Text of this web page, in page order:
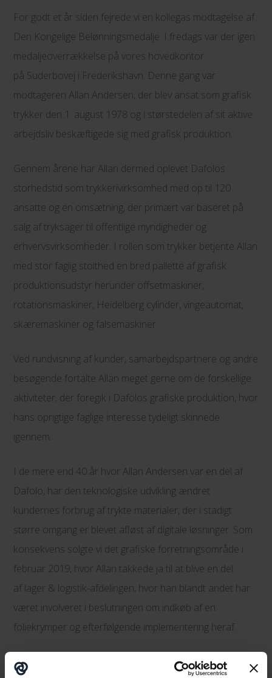
For godt et år siden fejrede vi en kollegas modtagelse af
Den Kongelige Belønningsmedalje. I fredags var der igen
medaljeoverrækkelse på vores hovedkontor
på Suderbovej i Frederikshavn. Denne gang var
modtageren Allan Andersen, der blev ansat som grafisk
trykker den 1. august 1978 og i størstedelen af sit aktive
arbejdsliv beskæftigede sig med grafisk produktion.
Gennem årene har Allan dermed oplevet Dafolos
storhedstid som trykkerivirksomhed med op til 120
ansatte og en omsætning, der primært var baseret på
salg af tryksager til offentlige myndigheder og
erhvervsvirksomheder. I rollen som trykker betjente Allan
med stor faglig stolthed en bred pallette af grafisk
produktionsudstyr herunder offsetmaskiner,
rotationsmaskiner, Heidelberg cylinder, vingeautomat,
skæremaskiner og falsemaskiner.
Ved rundvisning af kunder, samarbejdspartnere og andre
besøgende fortalte Allan meget gerne om de forskellige
aktiviteter, der foregik i Dafolos grafiske produktion, hvor
hans oprigtige faglige interesse tydeligt skinnede
igennem.
I de mere end 40 år hvor Allan Andersen var en del af
Dafolo, har den teknologiske udvikling ændret
kundernes forbrug af trykte materialer, der i stadigt
større omgang er blevet afløst af digitale løsninger. Som
konsekvens solgte vi det grafiske forretningsområde i
februar 2019, hvor Allan takkede ja til at blive en del
af lager & logistik-afdelingen, hvor han blandt andet har
været involveret i beslutningen om indkøb af en
foliekrymper og efterfølgende implementering heraf.
Allans passion for det grafiske håndværk udleves nu i